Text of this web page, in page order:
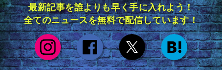
最新記事を誰よりも早く手に入れよう！
全てのニュースを無料で配信しています！